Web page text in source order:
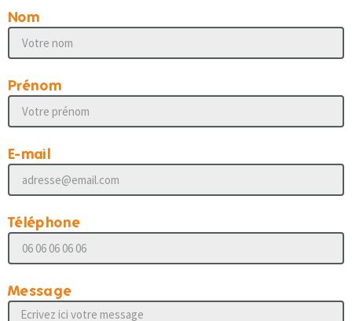
Nom
Prénom
E-mail
Téléphone
Message